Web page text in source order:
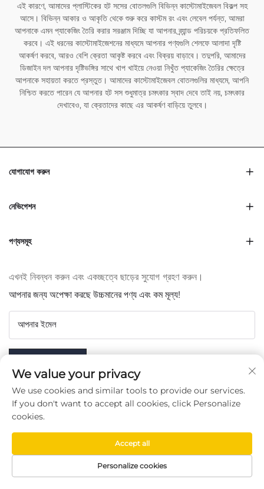
এই কারণে, আমাদের প্লাস্টিকের হট সসের বোতলগুলি বিভিন্ন কাস্টোমাইজেবল বিকল্প সহ
আসে। বিভিন্ন আকার ও আকৃতি থেকে শুরু করে কাস্টম রং এবং লেবেল পর্যন্ত, আমরা
আপনাকে এমন প্যাকেজিং তৈরি করার সরঞ্জাম দিচ্ছি যা আপনার ব্র্যান্ড পরিচয়কে প্রতিফলিত
করবে। এই ধরনের কাস্টোমাইজেশনের মাধ্যমে আপনার পণ্যগুলি শেলফে আলাদা দৃষ্টি
আকর্ষণ করবে, আরও বেশি ক্রেতা আকৃষ্ট করবে এবং বিক্রয় বাড়াবে। তদুপরি, আমাদের
ডিজাইন দল আপনার দৃষ্টিভঙ্গির সাথে খাপ খাইয়ে নেওয়া নিখুঁত প্যাকেজিং তৈরির ক্ষেত্রে
আপনাকে সহায়তা করতে প্রস্তুত। আমাদের কাস্টোমাইজেবল বোতলগুলির মাধ্যমে, আপনি
নিশ্চিত করতে পারেন যে আপনার হট সস শুধুমাত্র চমৎকার স্বাদ দেবে তাই নয়, চমৎকার
দেখাবেও, যা ক্রেতাদের কাছে এর আকর্ষণ বাড়িয়ে তুলবে।
যোগাযোগ করুন
নেভিগেশন
পণ্যসমূহ
এখনই নিবন্ধন করুন এবং একচ্ছত্বে ছাড়ের সুযোগ গ্রহণ করুন।
আপনার জন্য অপেক্ষা করছে উচ্চমানের পণ্য এবং কম মূল্য!
আপনার ইমেল
আমাদের অনুসরণ করুন
Copyright © Taizhou Chenran Packaging Technology Co.,
Ltd. -গোপনীয়তা নীতি
We value your privacy
We use cookies and similar tools to provide our services.
If you don't want to accept all cookies, click Personalize
cookies.
Personalize cookies
Accept all